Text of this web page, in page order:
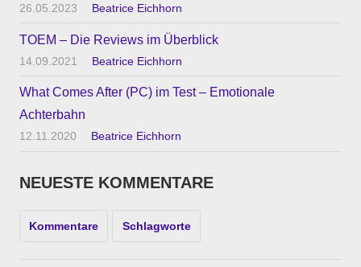
26.05.2023 Beatrice Eichhorn
TOEM – Die Reviews im Überblick
14.09.2021 Beatrice Eichhorn
What Comes After (PC) im Test – Emotionale
Achterbahn
12.11.2020 Beatrice Eichhorn
NEUESTE KOMMENTARE
Kommentare Schlagworte